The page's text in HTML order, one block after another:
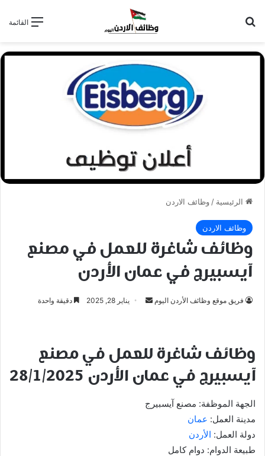
القائمة
الرئيسية /وظائف الاردن
وظائف الاردن
وظائف شاغرة للعمل في مصنع
آيسبيرج في عمان الأردن
فريق موقع وظائف الأردن اليوم
أرسل يناير 28, 2025 دقيقة واحدة
وظائف شاغرة للعمل في مصنع
آيسبيرج في عمان الأردن 28/1/2025
الجهة الموظفة: مصنع آيسبيرج
مدينة العمل: عمان
دولة العمل: الأردن
طبيعة الدوام: دوام كامل